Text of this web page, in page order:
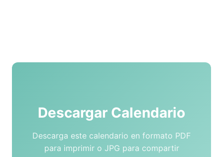
Descargar Calendario
Descarga este calendario en formato PDF
para imprimir o JPG para compartir